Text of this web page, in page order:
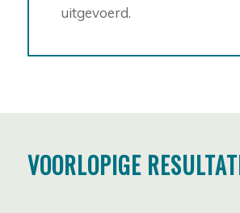
uitgevoerd.
VOORLOPIGE